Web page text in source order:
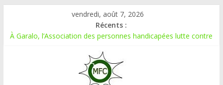
vendredi, août 7, 2026
Récents :
À Garalo, l’Association des personnes handicapées lutte contre
APPEL A CANDIDATURE POUR UN STAGE EN
Le blogging au service de l’écologie : Benbere montre la voie